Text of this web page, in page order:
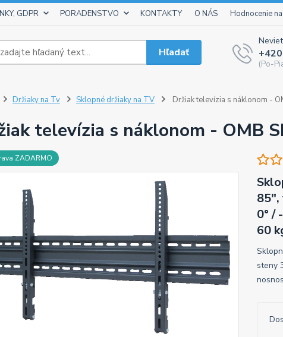
GDPR PORADENSTVO KONTAKTY O NÁS Hodnocenie
Hľadať
(Po-
Držiaky na Tv Sklopné držiaky na TV Držiak televízia s náklonom -
televízia s náklonom - OMB
ZADARMO
85",
0° /
60
steny